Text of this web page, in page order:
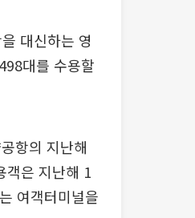
대신하는 영
대를 수용할
항의 지난해
객은 지난해 1
여객터미널을